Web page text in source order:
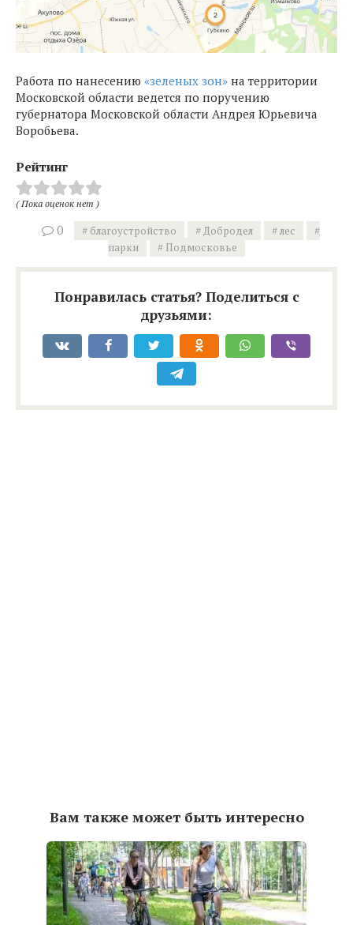
Работа по нанесению «зеленых зон» на территории
Московской области ведется по поручению
губернатора Московской области Андрея Юрьевича
Воробьева.
Рейтинг
( Пока оценок нет )
0 благоустройство Добродел
лес
парки
Подмосковье
Понравилась статья? Поделиться с
друзьями:
Вам также может быть интересно